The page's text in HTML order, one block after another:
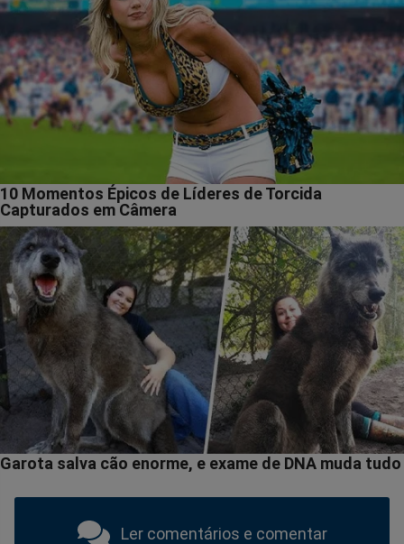
Ler comentários e comentar